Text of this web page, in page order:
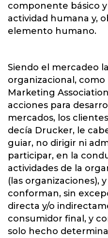
componente básico
actividad humana y,
elemento humano.
Siendo el mercadeo
organizacional,
Marketing
acciones para
mercados, los
decía Drucker, le
guiar, no dirigir ni
participar, en la
actividades de la
(las organizaciones),
conforman, sin
directa y/o
consumidor final, y
solo hecho